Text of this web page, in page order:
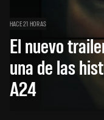
HACE 21 HORAS
El nuevo
una de las
A24